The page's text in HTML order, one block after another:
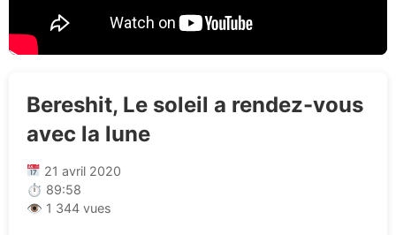
Bereshit, Le soleil a rendez-vous
avec la lune
21 avril 2020
⏱ 89:58
👁 1 344 vues